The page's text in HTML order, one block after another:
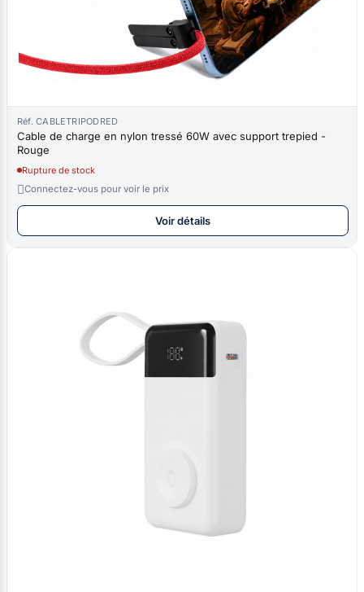
Réf. CABLETRIPODRED
Cable de charge en nylon tressé 60W avec support trepied -
Rouge
Rupture de stock
Connectez-vous pour voir le prix
Voir détails